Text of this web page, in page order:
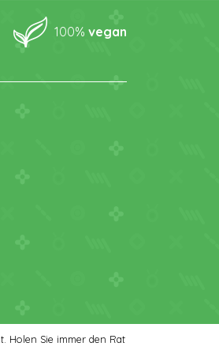
100% vegan
Holen Sie immer den Rat